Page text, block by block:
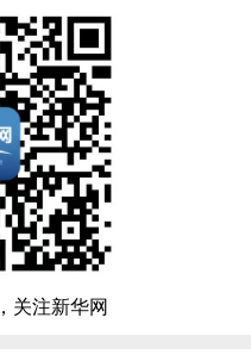
关注新华网